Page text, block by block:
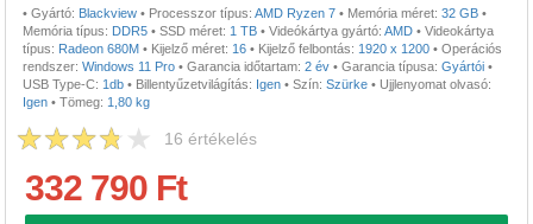
• Gyártó: Blackview • Processzor típus: AMD Ryzen 7 • Memória méret: 32 GB •
Memória típus: DDR5 • SSD méret: 1 TB • Videókártya gyártó: AMD • Videokártya
típus: Radeon 680M • Kijelző méret: 16 • Kijelző felbontás: 1920 x 1200 • Operációs
rendszer: Windows 11 Pro • Garancia időtartam: 2 év • Garancia típusa: Gyártói •
USB Type-C: 1db • Billentyűzetvilágítás: Igen • Szín: Szürke • Ujjlenyomat olvasó:
Igen • Tömeg: 1,80 kg
16 értékelés
332 790 Ft